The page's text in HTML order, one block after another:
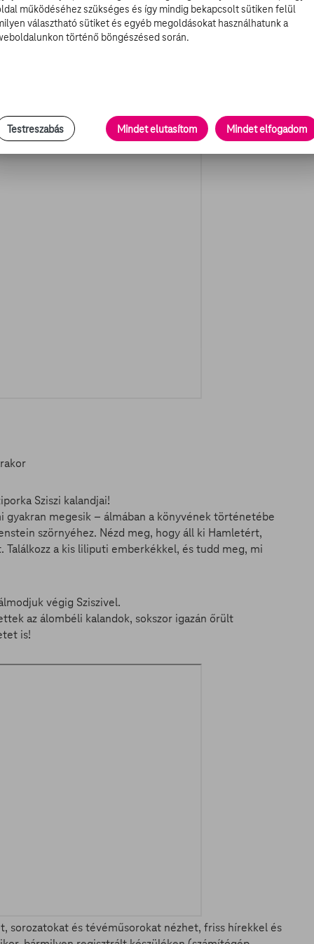
Bionikus robotok. Társasági robotok. ölelő
fejlesztők segítségével mutatja be ezeket a szuper
virtuális valóság fájdalom ellen – mind
életünkre. A láthatatlan kabát talán még kicsit odébb
Sziszi kalandjai!
gyakran megesik – álmában a könyvének történetébe
szörnyéhez. Nézd meg, hogy áll ki Hamletért,
a kis liliputi emberkékkel, és tudd meg, mi
végig Sziszivel.
az álombéli kalandok, sokszor igazán őrült
is!
sorozatokat és tévéműsorokat nézhet, friss hírekkel és
működéséhez szükséges és így mindig bekapcsolt sütiken felül
választható sütiket és egyéb megoldásokat használhatunk a
történő böngészésed során.
Testreszabás Mindet elutasítom Mindet elfogadom